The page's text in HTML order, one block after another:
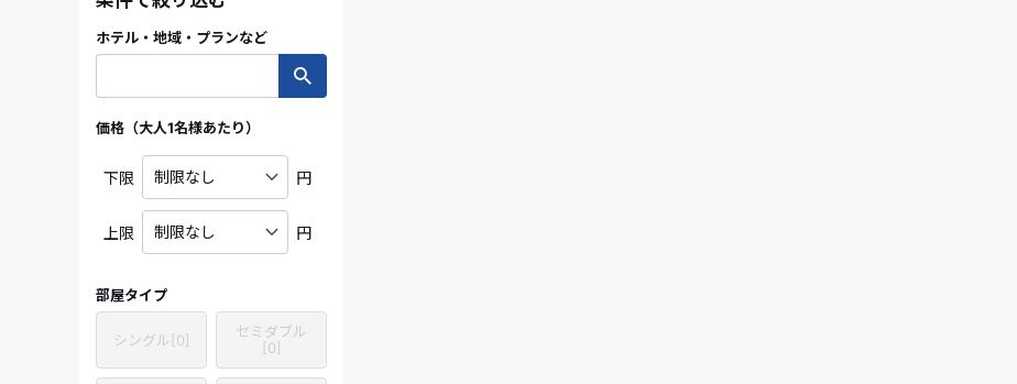
ホテル・地域・プランなど
価格（大人1名様あたり）
下限 円
上限 円
部屋タイプ
シングル [0]
セミダブル
[0]